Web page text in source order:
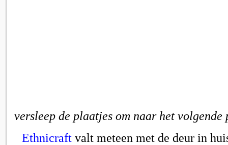
versleep de plaatjes om naar het
Ethnicraft valt meteen met de deur in